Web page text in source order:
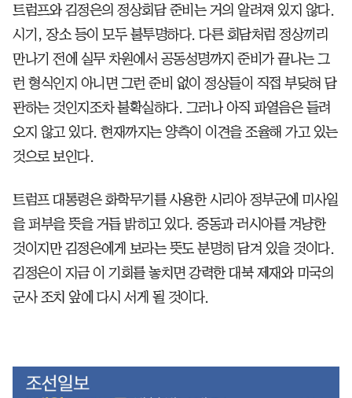
트럼프와 김정은의 정상회담 준비는 거의 알려져 있지 않다.
시기, 장소 등이 모두 불투명하다. 다른 회담처럼 정상끼리
만나기 전에 실무 차원에서 공동성명까지 준비가 끝나는 그
런 형식인지 아니면 그런 준비 없이 정상들이 직접 부딪혀 담
판하는 것인지조차 불확실하다. 그러나 아직 파열음은 들려
오지 않고 있다. 현재까지는 양측이 이견을 조율해 가고 있는
것으로 보인다.
트럼프 대통령은 화학무기를 사용한 시리아 정부군에 미사일
을 퍼부을 뜻을 거듭 밝히고 있다. 중동과 러시아를 겨냥한
것이지만 김정은에게 보라는 뜻도 분명히 담겨 있을 것이다.
김정은이 지금 이 기회를 놓치면 강력한 대북 제재와 미국의
군사 조치 앞에 다시 서게 될 것이다.